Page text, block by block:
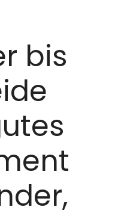
bis